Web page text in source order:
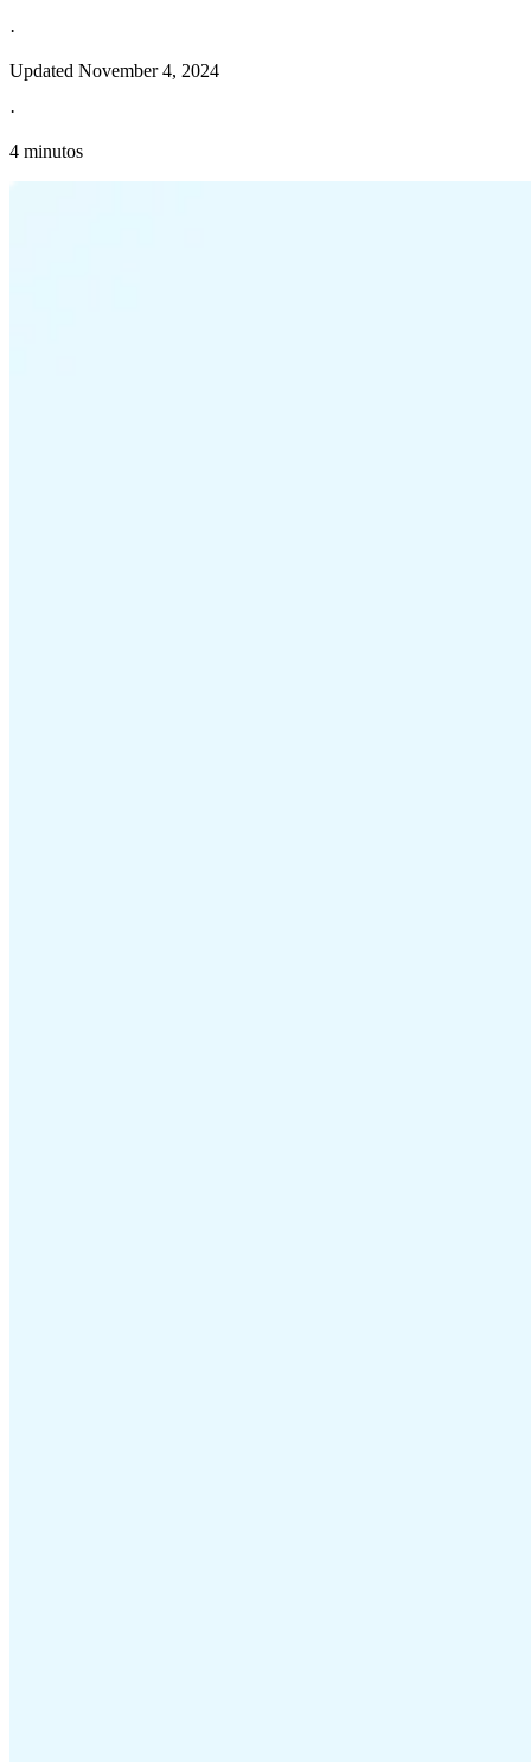
·
Updated November 4, 2024
·
4 minutos